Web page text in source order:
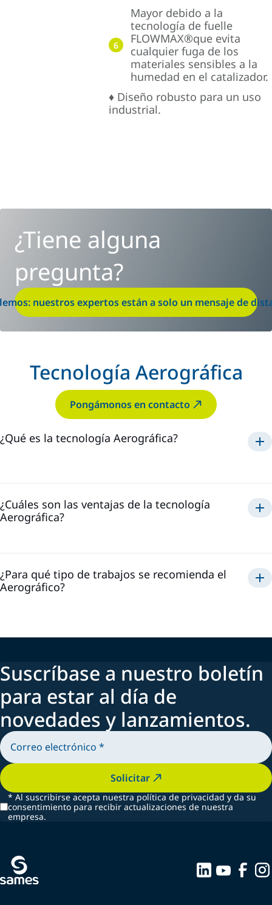
6
Mayor debido a la
tecnología de fuelle
FLOWMAX®que evita
cualquier fuga de los
materiales sensibles a la
humedad en el catalizador.
♦ Diseño robusto para un uso
industrial.
¿Tiene alguna
pregunta?
nuestros expertos están a solo un mensaje de
Tecnología Aerográfica
Pongámonos en contacto
¿Qué es la tecnología Aerográfica?
¿Cuáles son las ventajas de la tecnología
Aerográfica?
¿Para qué tipo de trabajos se recomienda el
Aerográfico?
Suscríbase a nuestro boletín
para estar al día de
novedades y lanzamientos.
Solicitar
* Al suscribirse acepta nuestra política de privacidad y da su
consentimiento para recibir actualizaciones de nuestra
empresa.